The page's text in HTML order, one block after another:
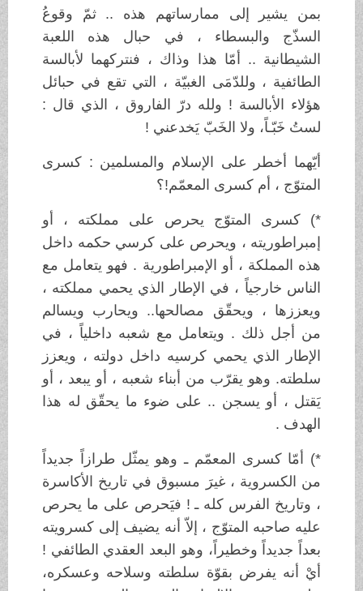
بمن يشير إلى ممارساتهم هذه .. ثمّ وقوعُ
السذّج والبسطاء ، في حبال هذه اللعبة
الشيطانية .. أمّا هذا وذاك ، فنتركهما لأبالسة
الطائفية ، وللدّمَى الغبيّة ، التي تقع في حبائل
هؤلاء الأبالسة ! ولله درّ الفاروق ، الذي قال :
لستُ خَبّـاً، ولا الخَبّ يَخدعني !
أيّهما أخطر على الإسلام والمسلمين : كسرى
المتوّج ، أم كسرى المعمّم!؟
*) كسرى المتوّج يحرص على مملكته ، أو
إمبراطوريته ، ويحرص على كرسي حكمه داخل
هذه المملكة ، أو الإمبراطورية . فهو يتعامل مع
الناس خارجياً ، في الإطار الذي يحمي مملكته ،
ويعززها ، ويحقّق مصالحها.. ويحارب ويسالم
من أجل ذلك . ويتعامل مع شعبه داخلياً ، في
الإطار الذي يحمي كرسيه داخل دولته ، ويعزز
سلطته. وهو يقرّب من أبناء شعبه ، أو يبعد ، أو
يَقتل ، أو يسجن .. على ضوء ما يحقّق له هذا
الهدف .
*) أمّا كسرى المعمّم ـ وهو يمثّل طرازاً جديداً
من الكسروية ، غيرَ مسبوق في تاريخ الأكاسرة
، وتاريخ الفرس كله ـ ! فيَحرص على ما يحرص
عليه صاحبه المتوّج ، إلاّ أنه يضيف إلى كسرويته
بعداً جديداً وخطيراً، وهو البعد العقدي الطائفي !
أيْ أنه يفرض بقوّة سلطته وسلاحه وعسكره،